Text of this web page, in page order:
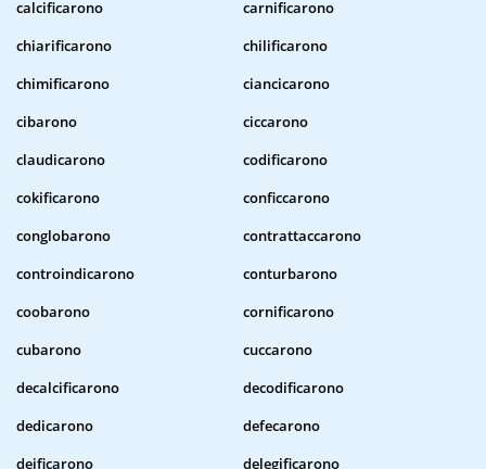
calcificarono
carnificarono
chiarificarono
chilificarono
chimificarono
ciancicarono
cibarono
ciccarono
claudicarono
codificarono
cokificarono
conficcarono
conglobarono
contrattaccarono
controindicarono
conturbarono
coobarono
cornificarono
cubarono
cuccarono
decalcificarono
decodificarono
dedicarono
defecarono
deificarono
delegificarono